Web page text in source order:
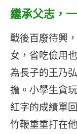
繼承父志，
戰後百廢待興
女，省吃儉用
為長子的王乃
擔。小學生貪
紅字的成績單
竹鞭重重打在